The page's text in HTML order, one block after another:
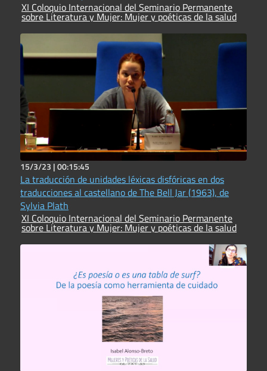
XI Coloquio Internacional del Seminario Permanente
sobre Literatura y Mujer: Mujer y poéticas de la salud
15/3/23 |00:15:45
La traducción de unidades léxicas disfóricas en dos
traducciones al castellano de The Bell Jar (1963), de
Sylvia Plath
XI Coloquio Internacional del Seminario Permanente
sobre Literatura y Mujer: Mujer y poéticas de la salud